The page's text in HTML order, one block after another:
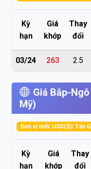
Kỳ
hạn
Giá
khớp
Thay
đổi
03/24 263 2.5
Giá Bắp-
Mỹ)
Đơn vị tính: USD($)/ Tấn
Kỳ
hạn
Giá
khớp
Thay
đổi